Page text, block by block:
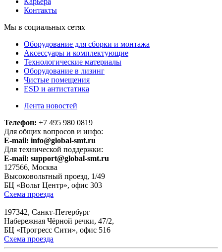
Контакты
Мы в социальных сетях
Оборудование для сборки и монтажа
Аксессуары и комплектующие
Технологические материалы
Оборудование в лизинг
Чистые помещения
ESD и антистатика
Лента новостей
Телефон: +7 495 980 0819
Для общих вопросов и инфо:
E-mail: info@global-smt.ru
Для технической поддержки:
E-mail: support@global-smt.ru
127566, Москва
Высоковольтный проезд, 1/49
БЦ «Вольт Центр», офис 303
Схема проезда
197342, Санкт-Петербург
Набережная Чёрной речки, 47/2,
БЦ «Прогресс Сити», офис 516
Схема проезда